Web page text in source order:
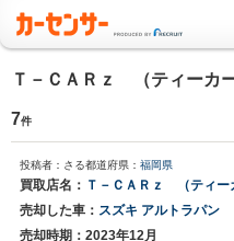
Ｔ－ＣＡＲｚ （ティーカ
7件
投稿者：さる都道府県： 福岡県
買取店名： Ｔ－ＣＡＲｚ （ティー
売却した車： スズキ アルトラパン
売却時期：2023年12月